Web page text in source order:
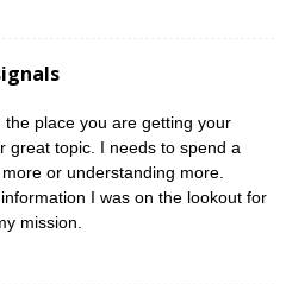
the place you are getting your
great topic. I needs to spend a
or understanding more.
I was on the lookout for
mission.